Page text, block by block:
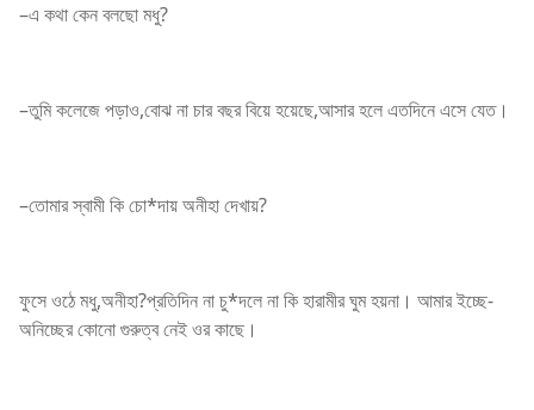
–এ কথা কেন বলছো মধু?
–তুমি কলেজে পড়াও,বোঝ না চার বছর বিয়ে হয়েছে,আসার হলে এতদিনে এসে যেত।
–তোমার স্বামী কি চো*দায় অনীহা দেখায়?
ফুসে ওঠে মধু,অনীহা?প্রতিদিন না চু*দলে না কি হারামীর ঘুম হয়না। আমার ইচ্ছে-
অনিচ্ছের কোনো গুরুত্ব নেই ওর কাছে।